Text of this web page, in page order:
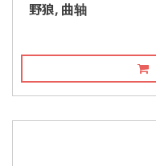
野狼, 曲轴